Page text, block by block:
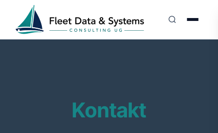
Kontakt